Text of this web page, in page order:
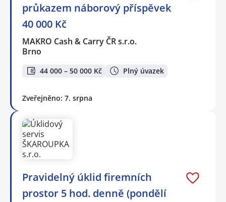
průkazem náborový příspěvek
40 000 Kč
MAKRO Cash & Carry ČR s.r.o.
Brno
44 000 – 50 000 Kč Plný úvazek
Zveřejněno: 7. srpna
Pravidelný úklid firemních
prostor 5 hod. denně (pondělí